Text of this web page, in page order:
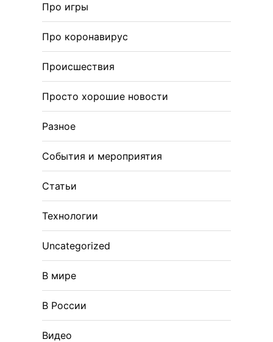
Про игры
Про коронавирус
Происшествия
Просто хорошие новости
Разное
События и мероприятия
Статьи
Технологии
Uncategorized
В мире
В России
Видео